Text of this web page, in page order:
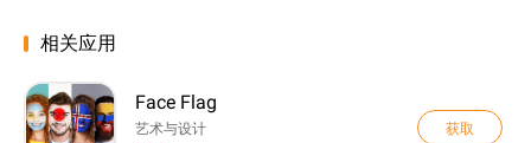
相关应用
Face Flag
艺术与设计 获取